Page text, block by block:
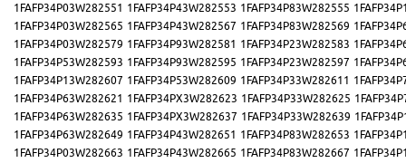
1FAFP34P03W282551 1FAFP34P43W282553 1FAFP34P83W282555
1FAFP34P03W282565 1FAFP34P43W282567 1FAFP34P83W282569
1FAFP34P03W282579 1FAFP34P93W282581 1FAFP34P23W282583
1FAFP34P53W282593 1FAFP34P93W282595 1FAFP34P23W282597
1FAFP34P13W282607 1FAFP34P53W282609 1FAFP34P33W282611
1FAFP34P63W282621 1FAFP34PX3W282623 1FAFP34P33W282625
1FAFP34P63W282635 1FAFP34PX3W282637 1FAFP34P33W282639
1FAFP34P63W282649 1FAFP34P43W282651 1FAFP34P83W282653
1FAFP34P03W282663 1FAFP34P43W282665 1FAFP34P83W282667